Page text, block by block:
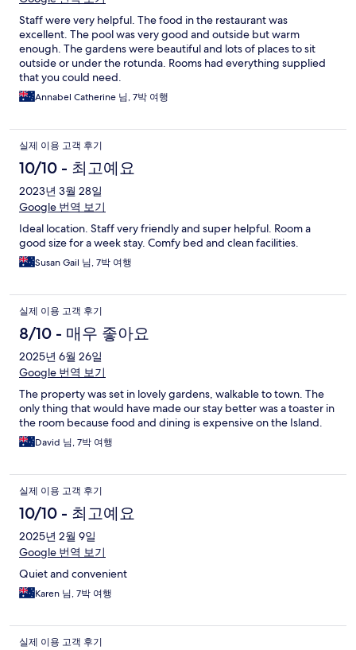
Staff were very helpful. The food in the restaurant was
excellent. The pool was very good and outside but warm
enough. The gardens were beautiful and lots of places to sit
outside or under the rotunda. Rooms had everything supplied
that you could need.
Annabel Catherine 님, 7박 여행
실제 이용 고객 후기
10/10 - 최고예요
2023년 3월 28일
Google 번역 보기
Ideal location. Staff very friendly and super helpful. Room a
good size for a week stay. Comfy bed and clean facilities.
Susan Gail 님, 7박 여행
실제 이용 고객 후기
8/10 - 매우 좋아요
2025년 6월 26일
Google 번역 보기
The property was set in lovely gardens, walkable to town. The
only thing that would have made our stay better was a toaster in
the room because food and dining is expensive on the Island.
David 님, 7박 여행
실제 이용 고객 후기
10/10 - 최고예요
2025년 2월 9일
Google 번역 보기
Quiet and convenient
Karen 님, 7박 여행
실제 이용 고객 후기